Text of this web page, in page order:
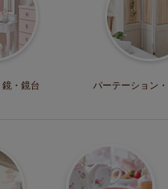
鏡・鏡台 パーテーション・